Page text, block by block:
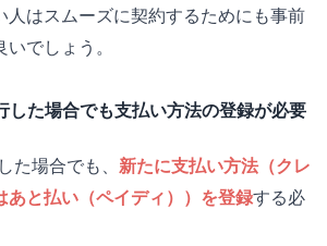
人はスムーズに契約するためにも事前
でしょう。
た場合でも支払い方法の登録が必要
場合でも、 新たに支払い方法（クレ
あと払い（ペイディ））を登録する必